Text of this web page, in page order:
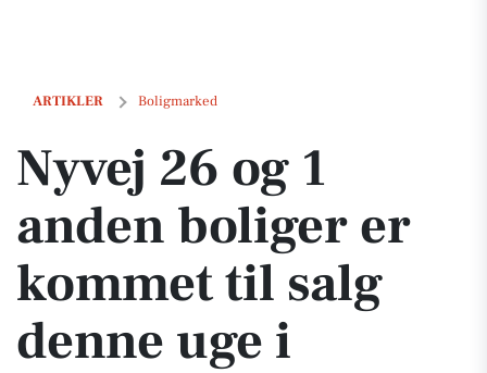
ARTIKLER Boligmarked
Nyvej 26 og 1 anden boliger er kommet til salg denne uge i
Nyvej 26 og 1
anden boliger er
kommet til salg
denne uge i